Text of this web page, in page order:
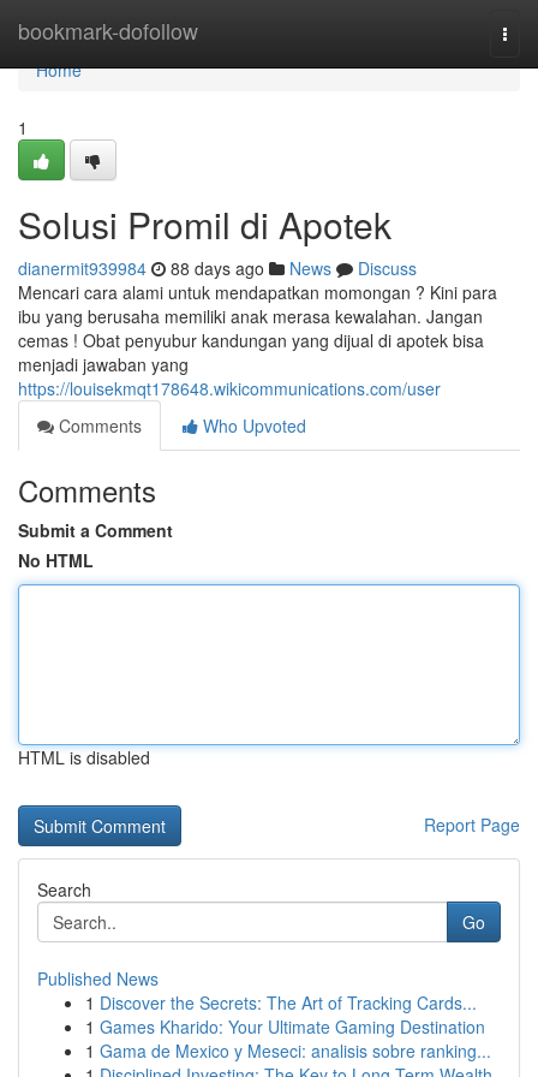
bookmark-dofollow
Home
Home
1
Solusi Promil di Apotek
dianermit939984 88 days ago News
Discuss
Mencari cara alami untuk mendapatkan momongan ? Kini para
ibu yang berusaha memiliki anak merasa kewalahan. Jangan
cemas ! Obat penyubur kandungan yang dijual di apotek bisa
menjadi jawaban yang
https://louisekmqt178648.wikicommunications.com/user
Comments
Who Upvoted
Comments
Submit a Comment
No HTML
HTML is disabled
Report Page
Search
Go
Published News
1 Discover the Secrets: The Art of Tracking Cards...
1 Games Kharido: Your Ultimate Gaming Destination
1 Gama de Mexico y Meseci: analisis sobre ranking...